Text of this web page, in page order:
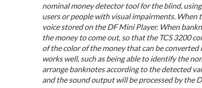
nominal money detector tool for the blind,
users or people with visual impairments. When
voice stored on the DF Mini Player. When
the money to come out, so that the TCS 3200
of the color of the money that can be
works well, such as being able to identify the
arrange banknotes according to the detected
and the sound output will be processed by the